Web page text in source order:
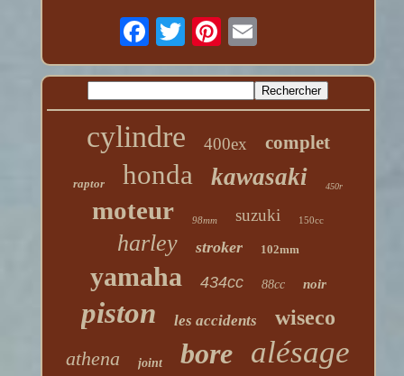
cylindre 400ex complet
raptor honda kawasaki 450r
moteur 98mm suzuki 150cc
harley stroker 102mm
yamaha 434cc 88cc noir
piston les accidents wiseco
athena joint bore alésage